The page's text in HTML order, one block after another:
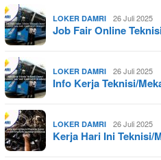
LOKER DAMRI 26 Juli 2025
Job Fair Online
LOKER DAMRI 26 Juli 2025
Info Kerja Teknisi/
LOKER DAMRI 26 Juli 2025
Kerja Hari Ini Teknisi/